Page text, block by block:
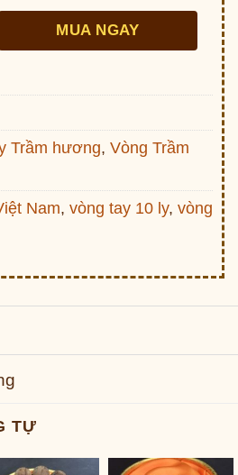
bông Việt Nam V2929 số lượng
MUA NGAY
Trầm hương, Vòng Trầm
Nam, vòng tay 10 ly, vòng
TỰ